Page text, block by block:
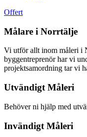
Offert
Målare i Norrtälje
Vi utför allt inom måleri i
byggentreprenör har vi
projektsamordning tar vi
Utvändigt Måleri
Behöver ni hjälp med
Invändigt Måleri